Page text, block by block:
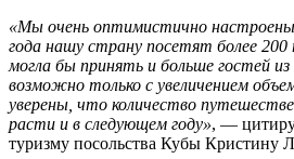
«Мы очень оптимистично
года нашу страну посетят более
могла бы принять и больше гостей
возможно только с увеличением
уверены, что количество
расти и в следующем году», —
туризму посольства Кубы Кристину